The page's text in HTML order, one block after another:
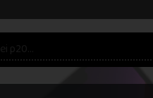
offres...